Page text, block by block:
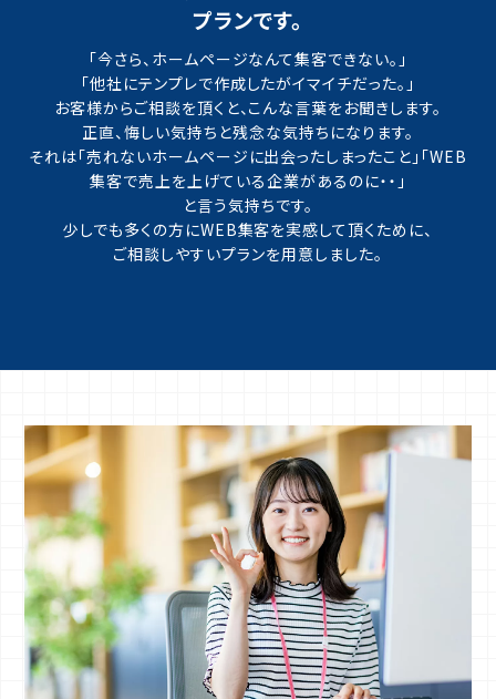
プランです。
「今さら、ホームページなんて集客できない。」
「他社にテンプレで作成したがイマイチだった。」
お客様からご相談を頂くと、こんな言葉をお聞きします。
正直、悔しい気持ちと残念な気持ちになります。
それは「売れないホームページに出会ったしまったこと」「WEB
集客で売上を上げている企業があるのに・・」
と言う気持ちです。
少しでも多くの方にWEB集客を実感して頂くために、
ご相談しやすいプランを用意しました。